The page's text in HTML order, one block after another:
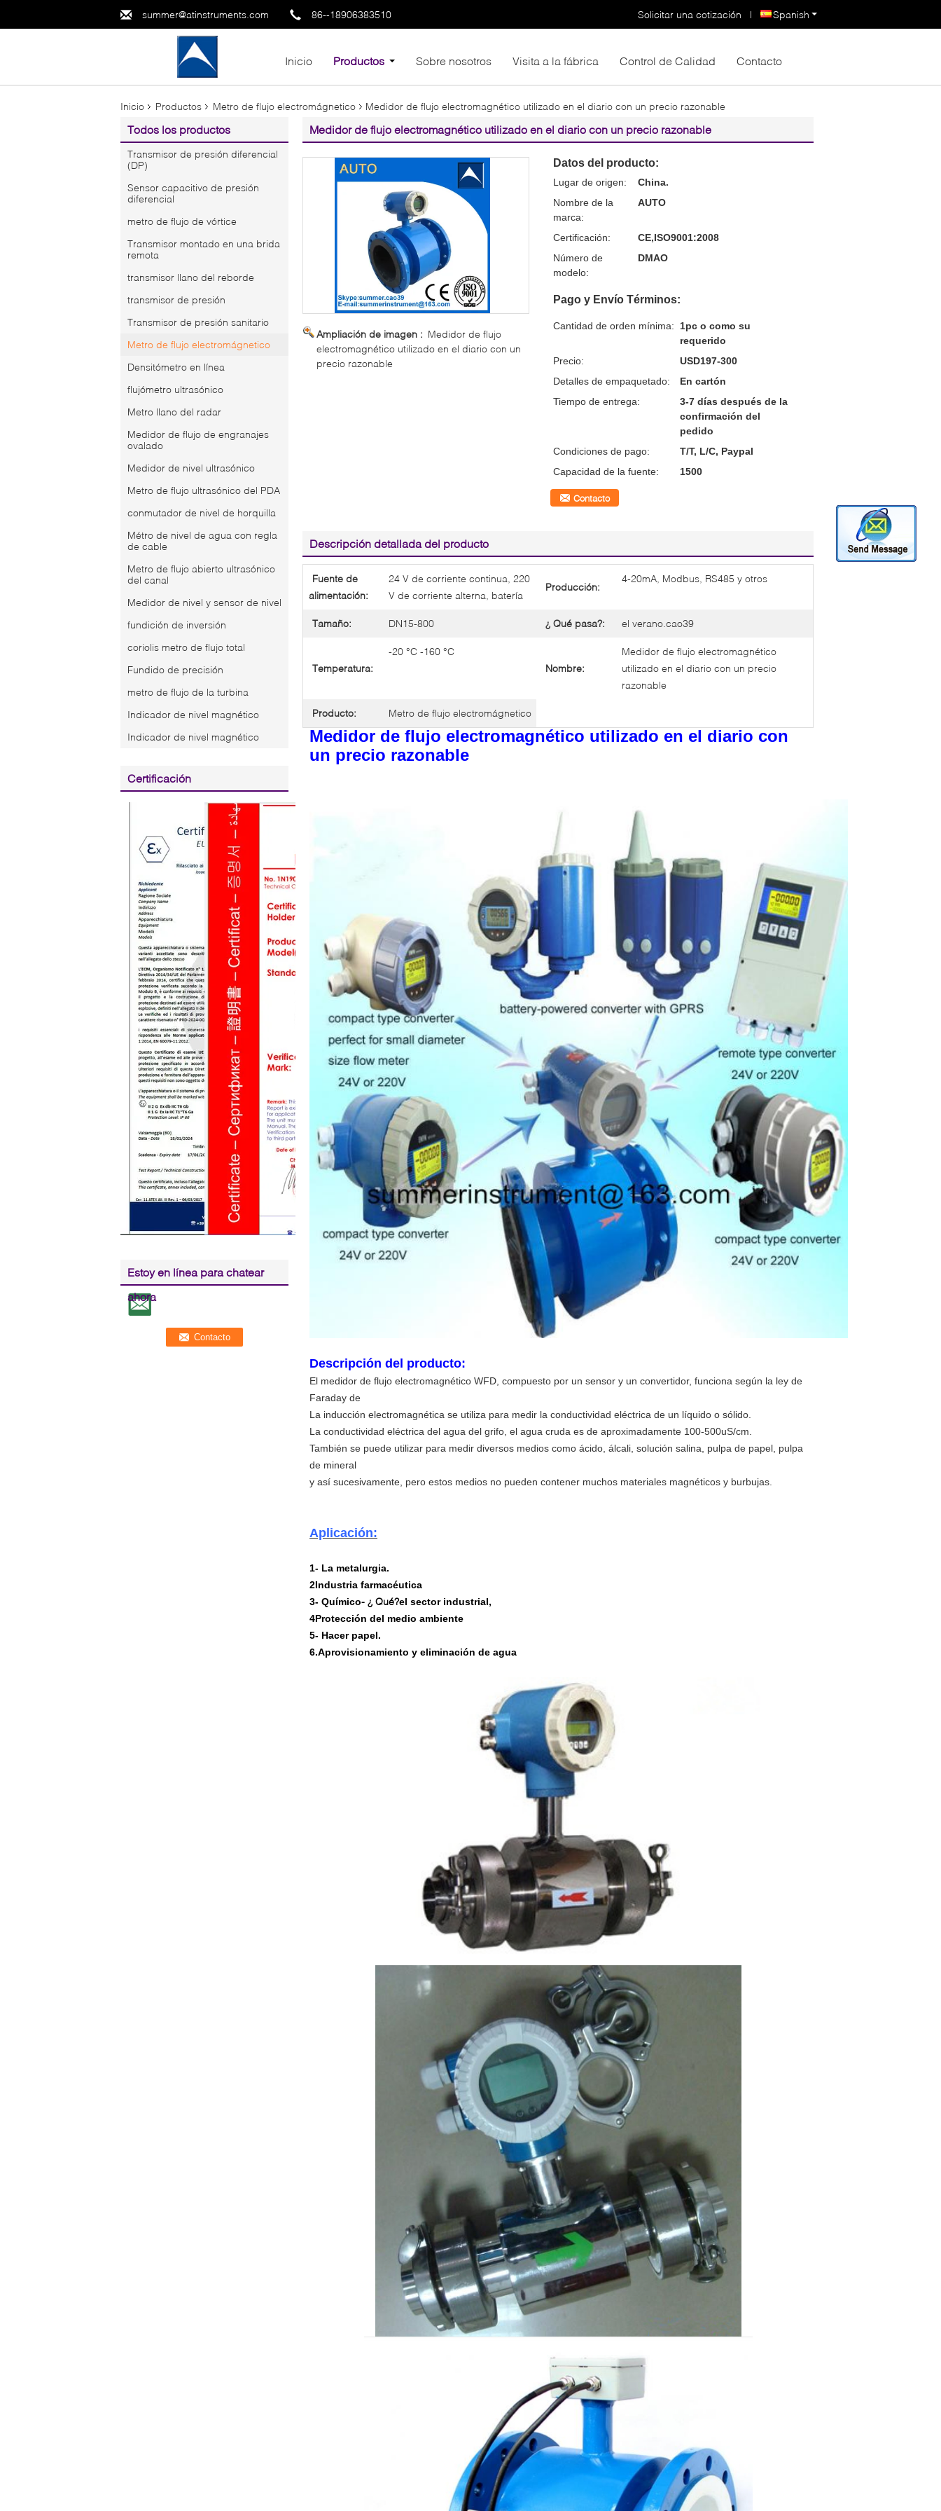
summer@atinstruments.com 86--18906383510 Spanish
Solicitar una cotización |
Inicio Productos Sobre nosotros Visita a la fábrica Control de Calidad Contacto
Inicio Productos Metro de flujo electromágnetico Medidor de flujo electromagnético utilizado en el diario con un precio razonable
Todos los productos
Transmisor de presión diferencial
(DP)
Sensor capacitivo de presión
diferencial
metro de flujo de vórtice
Transmisor montado en una brida
remota
transmisor llano del reborde
transmisor de presión
Transmisor de presión sanitario
Metro de flujo electromágnetico
Densitómetro en línea
flujómetro ultrasónico
Metro llano del radar
Medidor de flujo de engranajes
ovalado
Medidor de nivel ultrasónico
Metro de flujo ultrasónico del PDA
conmutador de nivel de horquilla
Métro de nivel de agua con regla
de cable
Metro de flujo abierto ultrasónico
del canal
Medidor de nivel y sensor de nivel
fundición de inversión
coriolis metro de flujo total
Fundido de precisión
metro de flujo de la turbina
Indicador de nivel magnético
Indicador de nivel magnético
Certificación
Estoy en línea para chatear
ahora
Medidor de flujo electromagnético utilizado en el diario con un precio razonable
Ampliación de imagen : Medidor de flujo
electromagnético utilizado en el diario con un
precio razonable
Datos del producto:
Lugar de origen:
China.
Nombre de la
marca:
AUTO
Certificación:
CE,ISO9001:2008
Número de
modelo:
DMAO
Pago y Envío Términos:
Cantidad de orden mínima:
1pc o como su
requerido
Precio:
USD197-300
Detalles de empaquetado:
En cartón
Tiempo de entrega:
3-7 días después de la
confirmación del
pedido
Condiciones de pago:
T/T, L/C, Paypal
Capacidad de la fuente:
1500
Contacto
Descripción detallada del producto
Fuente de
alimentación:
24 V de corriente continua, 220
V de corriente alterna, batería
Producción:
4-20mA, Modbus, RS485 y otros
Tamaño: DN15-800 ¿ Qué pasa?: el verano.cao39
Temperatura:
-20 °C -160 °C
Nombre:
Medidor de flujo electromagnético
utilizado en el diario con un precio
razonable
Producto: Metro de flujo electromágnetico
Medidor de flujo electromagnético utilizado en el diario con
un precio razonable
Descripción del producto:
El medidor de flujo electromagnético WFD, compuesto por un sensor y un convertidor, funciona según la ley de
Faraday de
La inducción electromagnética se utiliza para medir la conductividad eléctrica de un líquido o sólido.
La conductividad eléctrica del agua del grifo, el agua cruda es de aproximadamente 100-500uS/cm.
También se puede utilizar para medir diversos medios como ácido, álcali, solución salina, pulpa de papel, pulpa
de mineral
y así sucesivamente, pero estos medios no pueden contener muchos materiales magnéticos y burbujas.
Aplicación:
1- La metalurgia.
2Industria farmacéutica
3- Químico- ¿ Qué?el sector industrial,
4Protección del medio ambiente
5- Hacer papel.
6.Aprovisionamiento y eliminación de agua